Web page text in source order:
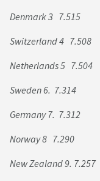
Denmark 3 7.515
Switzerland 4 7.508
Netherlands 5 7.504
Sweden 6. 7.314
Germany 7. 7.312
Norway 8 7.290
New Zealand 9. 7.257